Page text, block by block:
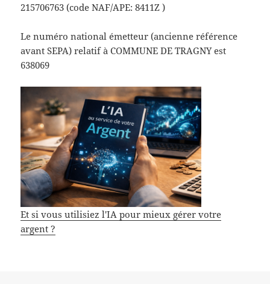
215706763 (code NAF/APE: 8411Z )
Le numéro national émetteur (ancienne référence
avant SEPA) relatif à COMMUNE DE TRAGNY est
638069
Et si vous utilisiez l'IA pour mieux gérer votre
argent ?